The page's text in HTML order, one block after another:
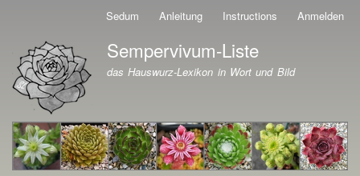
Direkt
zum
Inhalt
Sedum Anleitung Instructions Anmelden
Branding der Website
Sempervivum-Liste
das Hauswurz-Lexikon in Wort und Bild